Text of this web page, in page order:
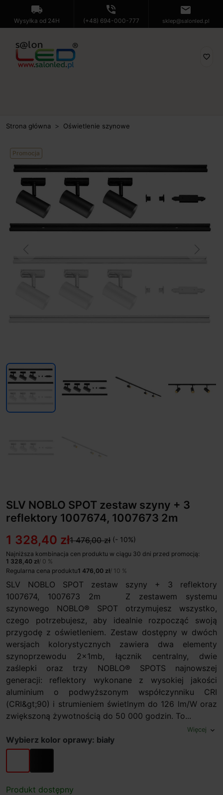
local_shipping
Wysyłka od 24H
phone_in_talk
(+48) 694-000-777
mail
sklep@salonled.pl
favorite_border
Strona główna Oświetlenie szynowe
Promocja
SLV NOBLO SPOT zestaw szyny + 3
reflektory 1007674, 1007673 2m
1 328,40 zł1 476,00 zł (- 10%)
Najniższa kombinacja cen produktu w ciągu 30 dni przed promocją:
1 328,40 zł/ 0 %
Regularna cena produktu1 476,00 zł/ 10 %
SLV NOBLO SPOT zestaw szyny + 3 reflektory
1007674, 1007673 2m Z zestawem systemu
szynowego NOBLO® SPOT otrzymujesz wszystko,
czego potrzebujesz, aby idealnie rozpocząć swoją
przygodę z oświetleniem. Zestaw dostępny w dwóch
wersjach kolorystycznych zawiera dwa elementy
szynoprzewodu 2x1mb, łącznik centralny, dwie
zaślepki oraz trzy NOBLO® SPOTS najnowszej
generacji: reflektory wykonane z wysokiej jakości
aluminium o podwyższonym współczynniku CRI
(CRI&gt;90) i strumieniem świetlnym do 126 lm/W oraz
zwiększoną żywotnością do 50 000 godzin. To...
Więcej expand_more
Wybierz kolor oprawy: biały
biały czarny
Produkt dostępny